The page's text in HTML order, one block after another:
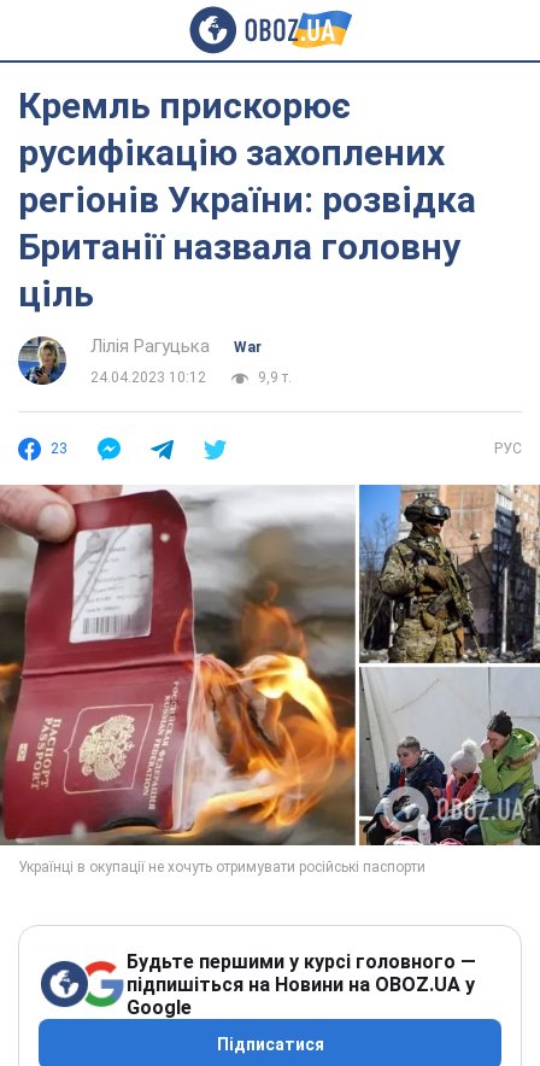
Кремль прискорює
русифікацію захоплених
регіонів України: розвідка
Британії назвала головну
ціль
Лілія Рагуцька
War
24.04.2023 10:12
9,9 т.
23 РУС
Будьте першими у курсі головного —
підпишіться на Новини на OBOZ.UA у
Google
Підписатися